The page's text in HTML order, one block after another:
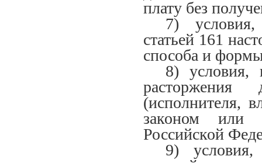
плату без
7) условия,
статьей 161
способа и
8) условия,
расторжения
(исполнителя,
законом или
Российской
9)